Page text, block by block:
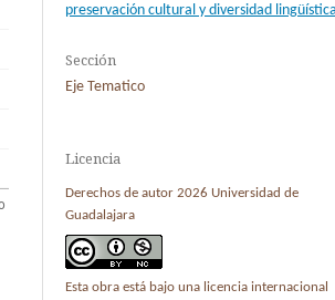
preservación cultural y diversidad lingüística
Sección
Eje Tematico
Licencia
Derechos de autor 2026 Universidad de
Guadalajara
Esta obra está bajo una licencia internacional